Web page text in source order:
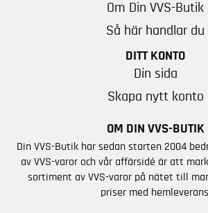
Om Din VVS-Butik
Så här handlar du
DITT KONTO
Din sida
Skapa nytt konto
OM DIN VVS-BUTIK
Din VVS-Butik har sedan starten 2004
av VVS-varor och vår affärsidé är att
sortiment av VVS-varor på nätet till
priser med